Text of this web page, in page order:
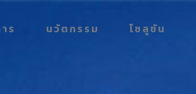
ร นวัตกรรม โซลูชัน